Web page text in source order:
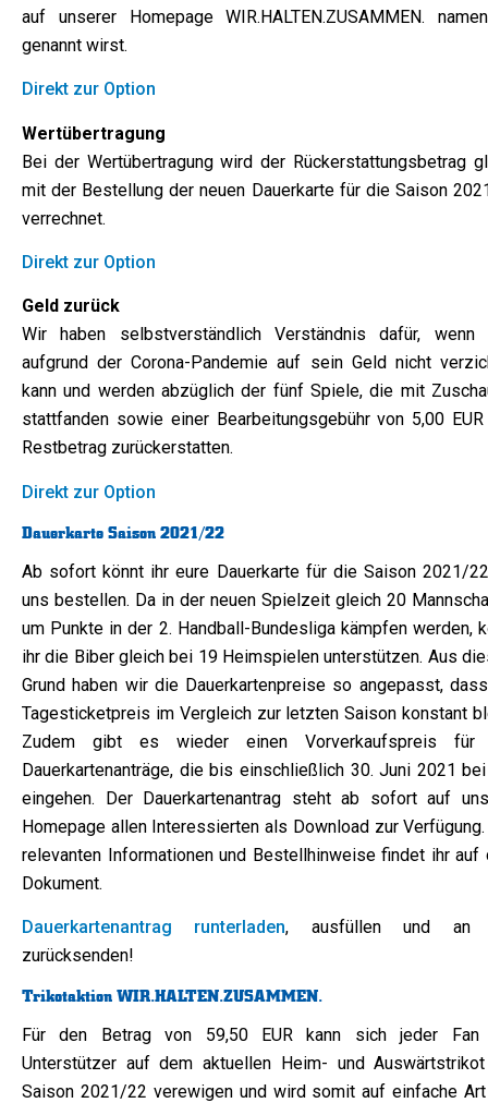
auf unserer Homepage WIR.HALTEN.ZUSAMMEN.
genannt wirst.
Direkt zur Option
Wertübertragung
Bei der Wertübertragung wird der Rückerstattungsbetrag
mit der Bestellung der neuen Dauerkarte für die Saison
verrechnet.
Direkt zur Option
Geld zurück
Wir haben selbstverständlich Verständnis dafür, wenn
aufgrund der Corona-Pandemie auf sein Geld nicht
kann und werden abzüglich der fünf Spiele, die mit
stattfanden sowie einer Bearbeitungsgebühr von 5,00
Restbetrag zurückerstatten.
Direkt zur Option
Dauerkarte Saison 2021/22
Ab sofort könnt ihr eure Dauerkarte für die Saison 2021/
uns bestellen. Da in der neuen Spielzeit gleich 20
um Punkte in der 2. Handball-Bundesliga kämpfen werden,
ihr die Biber gleich bei 19 Heimspielen unterstützen. Aus
Grund haben wir die Dauerkartenpreise so angepasst,
Tagesticketpreis im Vergleich zur letzten Saison konstant
Zudem gibt es wieder einen Vorverkaufspreis für
Dauerkartenanträge, die bis einschließlich 30. Juni 2021
eingehen. Der Dauerkartenantrag steht ab sofort auf
Homepage allen Interessierten als Download zur
relevanten Informationen und Bestellhinweise findet ihr auf
Dokument.
Dauerkartenantrag runterladen, ausfüllen und an
zurücksenden!
Trikotaktion WIR.HALTEN.ZUSAMMEN.
Für den Betrag von 59,50 EUR kann sich jeder Fan
Unterstützer auf dem aktuellen Heim- und
Saison 2021/22 verewigen und wird somit auf einfache